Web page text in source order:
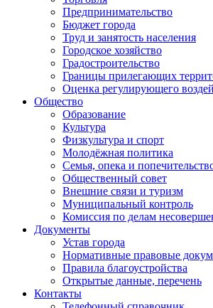
Предпринимательство
Бюджет города
Труд и занятость населения
Городское хозяйство
Градостроительство
Границы прилегающих
Оценка регулирующего
Общество
Образование
Культура
Физкультура и спорт
Молодёжная политика
Семья, опека и
Общественный совет
Внешние связи и туризм
Муниципальный контроль
Комиссия по делам
Документы
Устав города
Нормативные правовые
Правила благоустройства
Открытые данные, перечень
Контакты